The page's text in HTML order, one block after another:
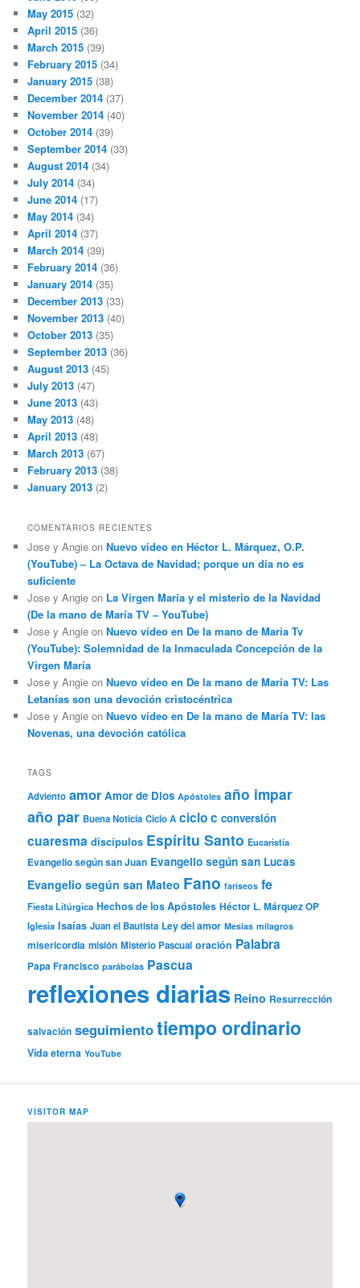
May 2015 (32)
April 2015 (36)
March 2015 (39)
February 2015 (34)
January 2015 (38)
December 2014 (37)
November 2014 (40)
October 2014 (39)
September 2014 (33)
August 2014 (34)
July 2014 (34)
June 2014 (17)
May 2014 (34)
April 2014 (37)
March 2014 (39)
February 2014 (36)
January 2014 (35)
December 2013 (33)
November 2013 (40)
October 2013 (35)
September 2013 (36)
August 2013 (45)
July 2013 (47)
June 2013 (43)
May 2013 (48)
April 2013 (48)
March 2013 (67)
February 2013 (38)
January 2013 (2)
COMENTARIOS RECIENTES
Jose y Angie onNuevo vídeo en Héctor L. Márquez, O.P.
(YouTube) – La Octava de Navidad; porque un día no es
suficiente
Jose y Angie on La Virgen María y el misterio de la Navidad
(De la mano de María TV – YouTube)
Jose y Angie onNuevo vídeo en De la mano de María Tv
(YouTube): Solemnidad de la Inmaculada Concepción de la
Virgen María
Jose y Angie onNuevo vídeo en De la mano de María TV: Las
Letanías son una devoción cristocéntrica
Jose y Angie onNuevo vídeo en De la mano de María TV: las
Novenas, una devoción católica
TAGS
Adviento amor Amor de Dios Apóstoles año impar
año par Buena Noticia Ciclo A ciclo c conversión
cuaresma discípulos Espíritu Santo Eucaristía
Evangelio según san Juan Evangelio según san Lucas
Evangelio según san Mateo Fano fariseos fe
Fiesta Litúrgica Hechos de los Apóstoles Héctor L. Márquez OP
Iglesia Isaías Juan el Bautista Ley del amor Mesías milagros
misericordia misión Misterio Pascual oración Palabra
Papa Francisco parábolas Pascua
reflexiones diarias Reino Resurrección
salvación seguimientotiempo ordinario
Vida eterna YouTube
VISITOR MAP